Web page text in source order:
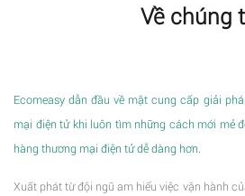
Về chúng
Ecomeasy dẫn đầu về mặt cung cấp giải
mại điện tử khi luôn tìm những cách mới mẻ
hàng thương mại điện tử dễ dàng hơn.
Xuất phát từ đội ngũ am hiểu việc vận hành